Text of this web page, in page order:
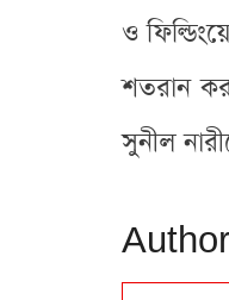
ও
শতরান
সুনীল
Author